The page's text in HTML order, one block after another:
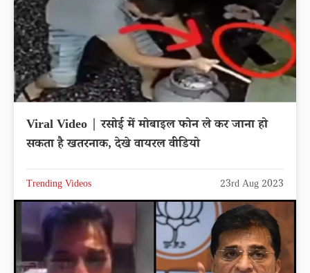
Viral Video | रसोई में मोबाइल फोन ले कर जाना हो
सकता है खतरनाक, देखे वायरल वीडियो
Trending Videos 23rd Aug 2023